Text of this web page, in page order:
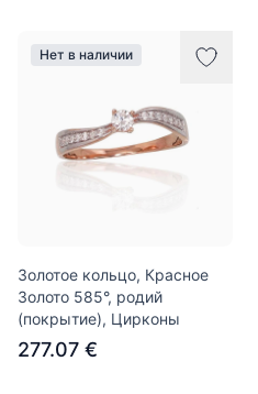
Нет в наличии
Золотое кольцо, Красное
Золото 585°, родий
(покрытие), Цирконы
277.07 €